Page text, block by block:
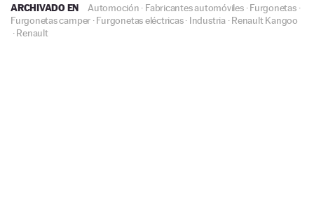
ARCHIVADO EN Automoción · Fabricantes automóviles·Furgonetas·
Furgonetas camper ·Furgonetas eléctricas· Industria·Renault Kangoo
·Renault